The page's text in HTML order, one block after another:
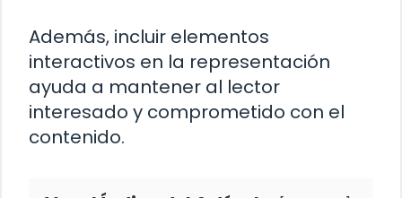
Además, incluir elementos
interactivos en la representación
ayuda a mantener al lector
interesado y comprometido con el
contenido.